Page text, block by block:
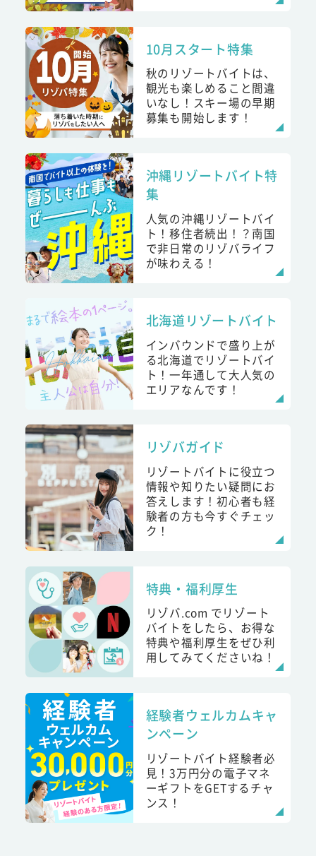
10月スタート特集
秋のリゾートバイトは、
観光も楽しめること間違
いなし！スキー場の早期
募集も開始します！
沖縄リゾートバイト特
集
人気の沖縄リゾートバイ
ト！移住者続出！？南国
で非日常のリゾバライフ
が味わえる！
北海道リゾートバイト
インバウンドで盛り上が
る北海道でリゾートバイ
ト！一年通して大人気の
エリアなんです！
リゾバガイド
リゾートバイトに役立つ
情報や知りたい疑問にお
答えします！初心者も経
験者の方も今すぐチェッ
ク！
特典・福利厚生
リゾバ.com でリゾート
バイトをしたら、お得な
特典や福利厚生をぜひ利
用してみてくださいね！
経験者ウェルカムキャ
ンペーン
リゾートバイト経験者必
見！3万円分の電子マネ
ーギフトをGETするチャ
ンス！